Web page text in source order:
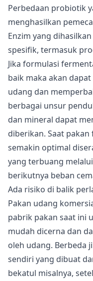
Perbedaan probiotik
menghasilkan
Enzim yang
spesifik, termasuk
Jika formulasi
baik maka akan
udang dan
berbagai unsur
dan mineral dapat
diberikan. Saat
semakin optimal
yang terbuang
berikutnya beban
Ada risiko di balik
Pakan udang
pabrik pakan saat ini
mudah dicerna dan
oleh udang. Berbeda
sendiri yang dibuat
bekatul misalnya,